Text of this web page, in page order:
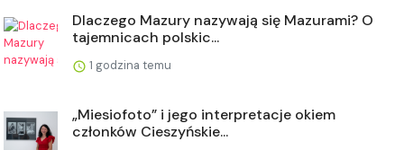
Dlaczego Mazury nazywają się Mazurami? O
tajemnicach polskic...
1 godzina temu
„Miesiofoto” i jego interpretacje okiem
członków Cieszyńskie...